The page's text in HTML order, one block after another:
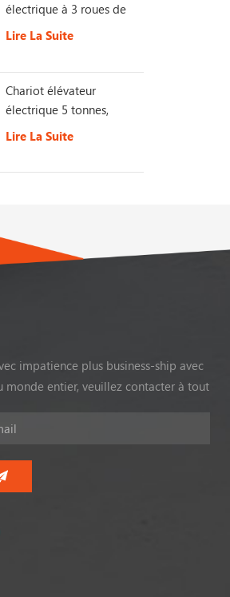
électrique à 3 roues de
1,5 tonne
Lire La Suite
Chariot élévateur
électrique 5 tonnes,
batterie 153 V 230 Ah
Lire La Suite
impatience plus business-ship avec
monde entier, veuillez contacter à tout